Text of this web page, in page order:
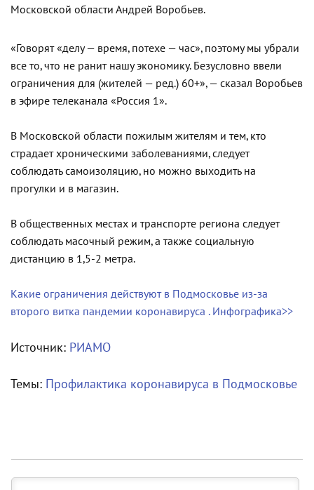
Московской области Андрей Воробьев.
«Говорят «делу — время, потехе — час», поэтому мы убрали
все то, что не ранит нашу экономику. Безусловно ввели
ограничения для (жителей — ред.) 60+», — сказал Воробьев
в эфире телеканала «Россия 1».​
В Московской области пожилым жителям и тем, кто
страдает хроническими заболеваниями, следует
соблюдать самоизоляцию, но можно выходить на
прогулки и в магазин.
В общественных местах и транспорте региона следует
соблюдать масочный режим, а также социальную
дистанцию в 1,5-2 метра.
Какие ограничения действуют в Подмосковье из-за
второго витка пандемии коронавируса . Инфографика>>
Источник: РИАМО
Темы: Профилактика коронавируса в Подмосковье